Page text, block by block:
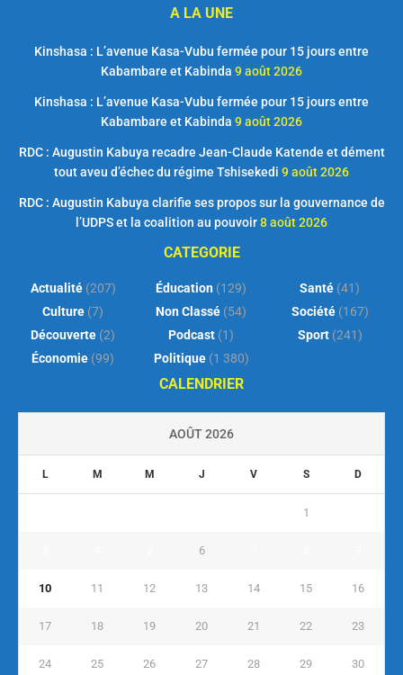
A LA UNE
Kinshasa : L’avenue Kasa-Vubu fermée pour 15 jours entre
Kabambare et Kabinda 9 août 2026
Kinshasa : L’avenue Kasa-Vubu fermée pour 15 jours entre
Kabambare et Kabinda 9 août 2026
RDC : Augustin Kabuya recadre Jean-Claude Katende et dément
tout aveu d’échec du régime Tshisekedi 9 août 2026
RDC : Augustin Kabuya clarifie ses propos sur la gouvernance de
l’UDPS et la coalition au pouvoir8 août 2026
CATEGORIE
Actualité(207)
Culture (7)
Découverte (2)
Économie (99)
Éducation (129)
Non Classé (54)
Podcast (1)
Politique(1 380)
Santé (41)
Société(167)
Sport(241)
CALENDRIER
AOÛT 2026
L M M J V S D
1
6
10 11 12 13 14 15 16
17 18 19 20 21 22 23
24 25 26 27 28 29 30